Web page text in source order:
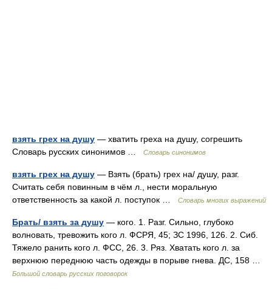
взять грех на душу — хватить греха на душу, согрешить
Словарь русских синонимов …
Словарь синонимов
взять грех на душу — Взять (брать) грех на/ душу, разг.
Считать себя повинным в чём л., нести моральную
ответственность за какой л. поступок …
Словарь многих выражений
Брать/ взять за душу — кого. 1. Разг. Сильно, глубоко
волновать, тревожить кого л. ФСРЯ, 45; ЗС 1996, 126. 2. Сиб.
Тяжело ранить кого л. ФСС, 26. 3. Ряз. Хватать кого л. за
верхнюю переднюю часть одежды в порыве гнева. ДС, 158 …
Большой словарь русских поговорок